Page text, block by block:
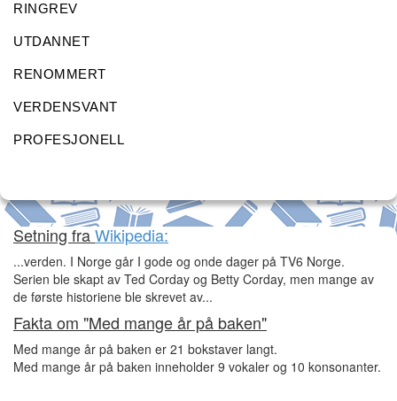
RINGREV
UTDANNET
RENOMMERT
VERDENSVANT
PROFESJONELL
Setning fraWikipedia:
...verden. I Norge går I gode og onde dager på TV6 Norge.
Serien ble skapt av Ted Corday og Betty Corday, men mange av
de første historiene ble skrevet av...
Fakta om "Med mange år på baken"
Med mange år på baken er 21 bokstaver langt.
Med mange år på baken inneholder 9 vokaler og 10 konsonanter.